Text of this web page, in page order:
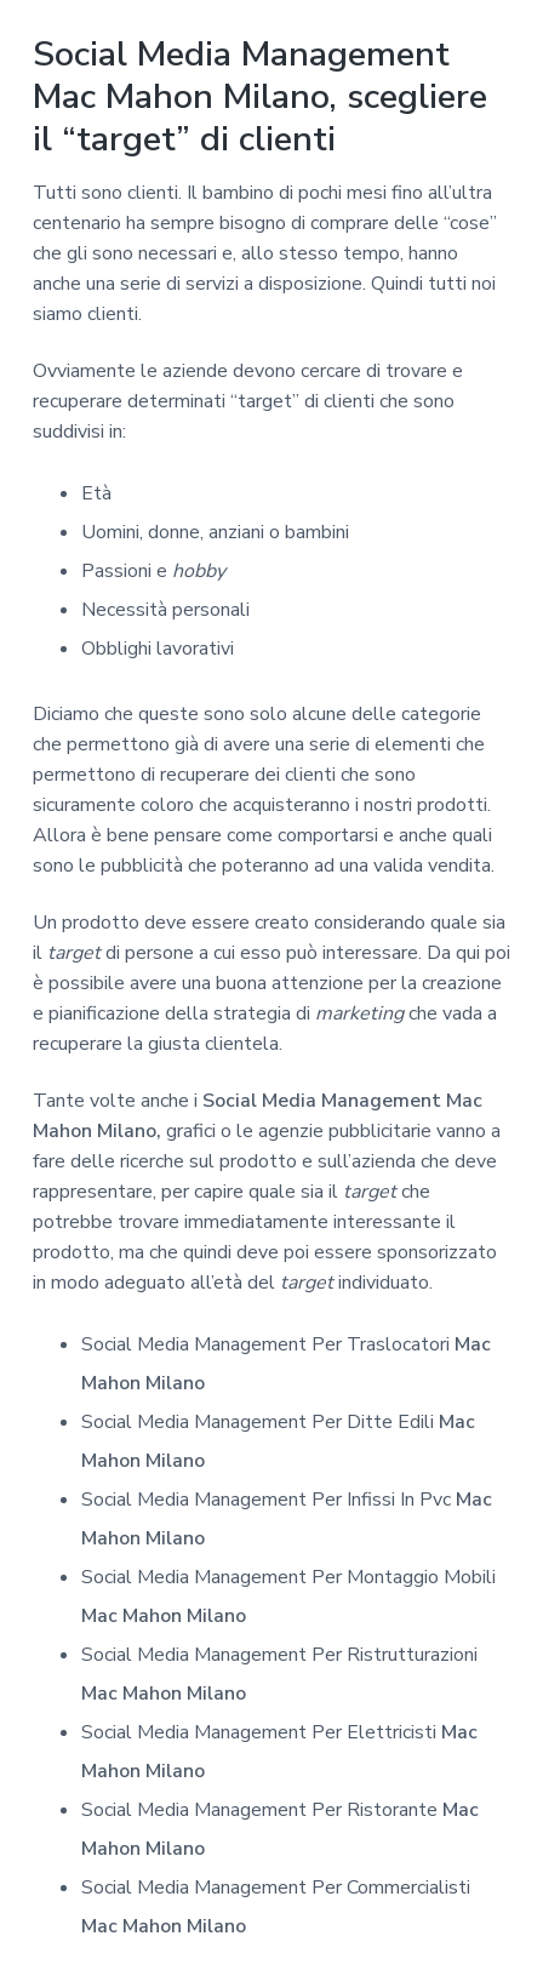
Social Media Management
Mac Mahon Milano, scegliere
il “target” di clienti
Tutti sono clienti. Il bambino di pochi mesi fino all’ultra
centenario ha sempre bisogno di comprare delle “cose”
che gli sono necessari e, allo stesso tempo, hanno
anche una serie di servizi a disposizione. Quindi tutti noi
siamo clienti.
Ovviamente le aziende devono cercare di trovare e
recuperare determinati “target” di clienti che sono
suddivisi in:
Età
Uomini, donne, anziani o bambini
Passioni e hobby
Necessità personali
Obblighi lavorativi
Diciamo che queste sono solo alcune delle categorie
che permettono già di avere una serie di elementi che
permettono di recuperare dei clienti che sono
sicuramente coloro che acquisteranno i nostri prodotti.
Allora è bene pensare come comportarsi e anche quali
sono le pubblicità che poteranno ad una valida vendita.
Un prodotto deve essere creato considerando quale sia
il targetdi persone a cui esso può interessare. Da qui poi
è possibile avere una buona attenzione per la creazione
e pianificazione della strategia di marketingche vada a
recuperare la giusta clientela.
Tante volte anche i Social Media Management Mac
Mahon Milano, grafici o le agenzie pubblicitarie vanno a
fare delle ricerche sul prodotto e sull’azienda che deve
rappresentare, per capire quale sia il targetche
potrebbe trovare immediatamente interessante il
prodotto, ma che quindi deve poi essere sponsorizzato
in modo adeguato all’età del targetindividuato.
Social Media Management Per Traslocatori Mac
Mahon Milano
Social Media Management Per Ditte Edili Mac
Mahon Milano
Social Media Management Per Infissi In Pvc Mac
Mahon Milano
Social Media Management Per Montaggio Mobili
Mac Mahon Milano
Social Media Management Per Ristrutturazioni
Mac Mahon Milano
Social Media Management Per Elettricisti Mac
Mahon Milano
Social Media Management Per Ristorante Mac
Mahon Milano
Social Media Management Per Commercialisti
Mac Mahon Milano